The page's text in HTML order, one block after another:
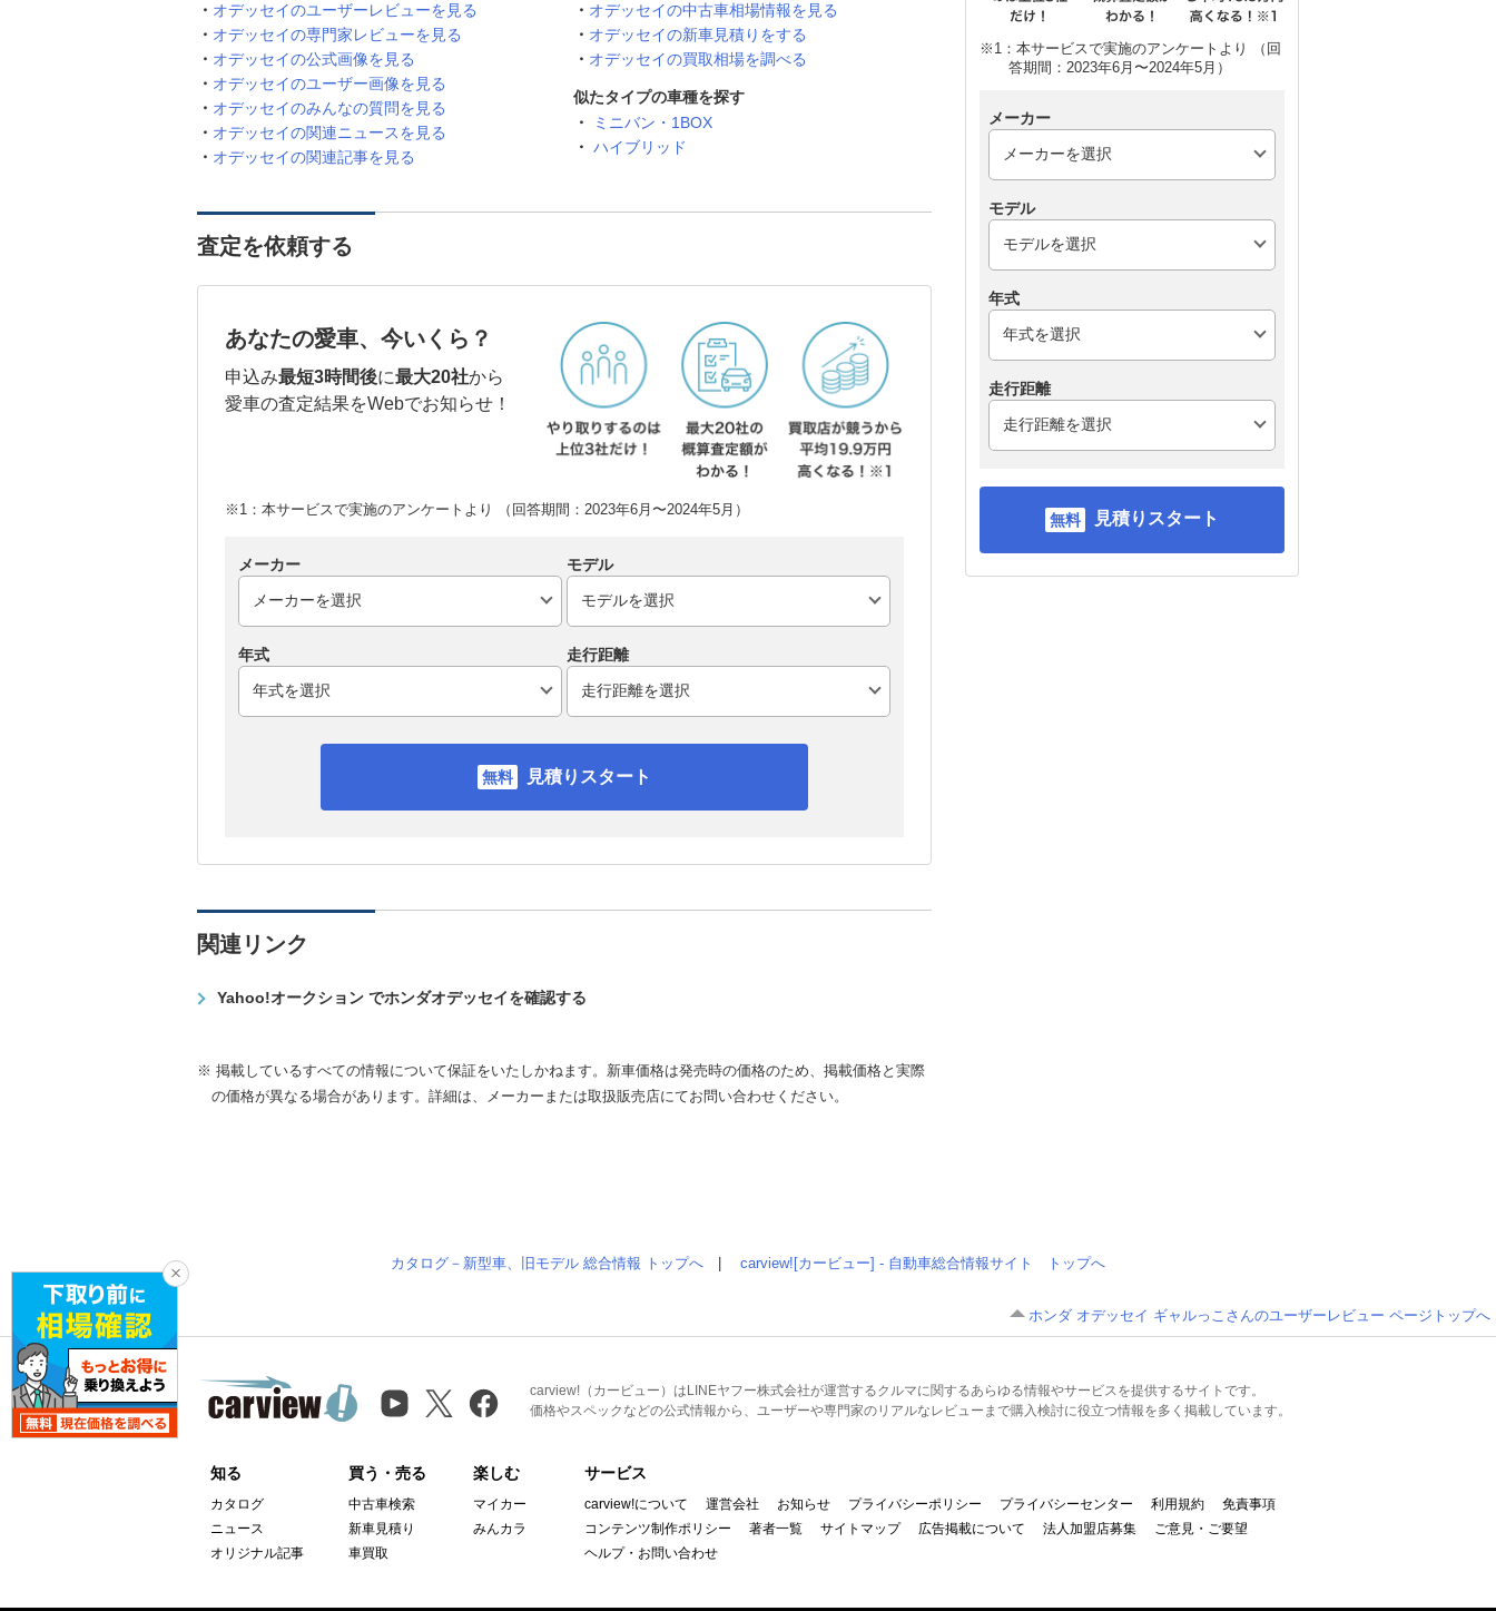
オデッセイのユーザーレビューを見る
オデッセイの専門家レビューを見る
オデッセイの公式画像を見る
オデッセイのユーザー画像を見る
オデッセイのみんなの質問を見る
オデッセイの関連ニュースを見る
オデッセイの関連記事を見る
オデッセイの中古車相場情報を見る
オデッセイの新車見積りをする
オデッセイの買取相場を調べる
似たタイプの車種を探す
ミニバン・1BOX
ハイブリッド
査定を依頼する
あなたの愛車、今いくら？
申込み最短3時間後に最大20社から
愛車の査定結果をWebでお知らせ！
※1：本サービスで実施のアンケートより （回答期間：2023年6月〜2024年5月）
メーカー モデル
年式 走行距離
見積りスタート
関連リンク
Yahoo!オークション でホンダオデッセイを確認する
※ 掲載しているすべての情報について保証をいたしかねます。新車価格は発売時の価格のため、掲載価格と実際
の価格が異なる場合があります。詳細は、メーカーまたは取扱販売店にてお問い合わせください。
※1：本サービスで実施のアンケートより （回
答期間：2023年6月〜2024年5月）
メーカー
モデル
年式
走行距離
見積りスタート
カタログ－新型車、旧モデル 総合情報 トップへ carview![カービュー] - 自動車総合情報サイト トップへ
ホンダ オデッセイ ギャルっこさんのユーザーレビュー ページトップへ
carview!（カービュー）はLINEヤフー株式会社が運営するクルマに関するあらゆる情報やサービスを提供するサイトです。
価格やスペックなどの公式情報から、ユーザーや専門家のリアルなレビューまで購入検討に役立つ情報を多く掲載しています。
知る
カタログ
ニュース
オリジナル記事
買う・売る
中古車検索
新車見積り
車買取
楽しむ
マイカー
みんカラ
サービス
carview!について 運営会社 お知らせ プライバシーポリシー プライバシーセンター 利用規約
免責事項
コンテンツ制作ポリシー
著者一覧 サイトマップ 広告掲載について 法人加盟店募集
ご意見・ご要望
ヘルプ・お問い合わせ